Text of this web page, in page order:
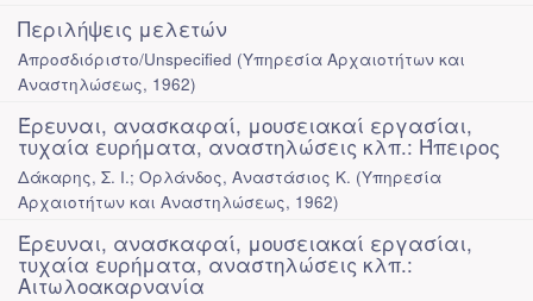
Περιλήψεις μελετών
Απροσδιόριστο/Unspecified (Υπηρεσία Αρχαιοτήτων και
Αναστηλώσεως, 1962)
Έρευναι, ανασκαφαί, μουσειακαί εργασίαι,
τυχαία ευρήματα, αναστηλώσεις κλπ.: Ήπειρος
Δάκαρης, Σ. Ι.; Ορλάνδος, Αναστάσιος Κ. (Υπηρεσία
Αρχαιοτήτων και Αναστηλώσεως, 1962)
Έρευναι, ανασκαφαί, μουσειακαί εργασίαι,
τυχαία ευρήματα, αναστηλώσεις κλπ.:
Αιτωλοακαρνανία